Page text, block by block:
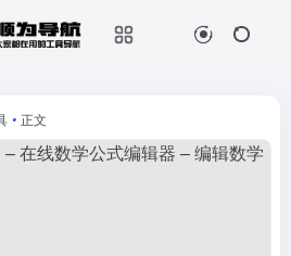
• 正文
于在线
等多种场
...